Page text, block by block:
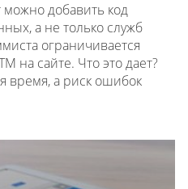
добавить код
а не только служб
ограничивается
на сайте. Что это дает?
время, а риск ошибок